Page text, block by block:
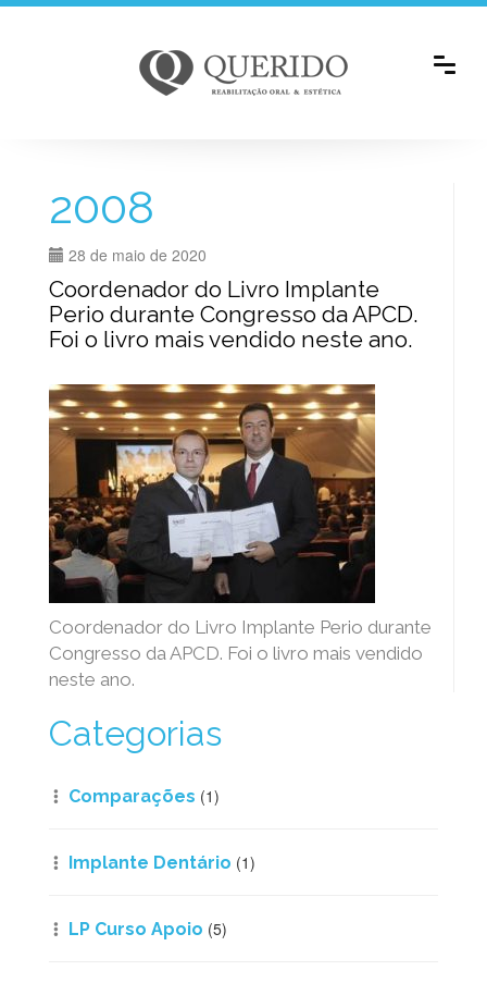
2008
28 de maio de 2020
Coordenador do Livro Implante
Perio durante Congresso da APCD.
Foi o livro mais vendido neste ano.
Coordenador do Livro Implante Perio durante
Congresso da APCD. Foi o livro mais vendido
neste ano.
Categorias
Comparações (1)
Implante Dentário (1)
LP Curso Apoio (5)